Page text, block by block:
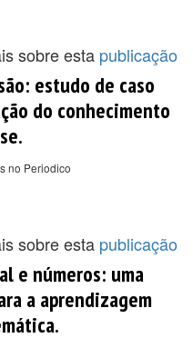
sobre esta publicação
estudo de caso
do conhecimento
no Periodico
sobre esta publicação
e números: uma
a aprendizagem